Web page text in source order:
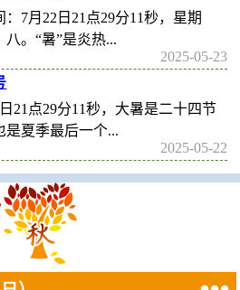
7月22日21点29分11秒，星期
。“暑”是炎热...
2025-05-23
21点29分11秒，大暑是二十四节
是夏季最后一个...
2025-05-22